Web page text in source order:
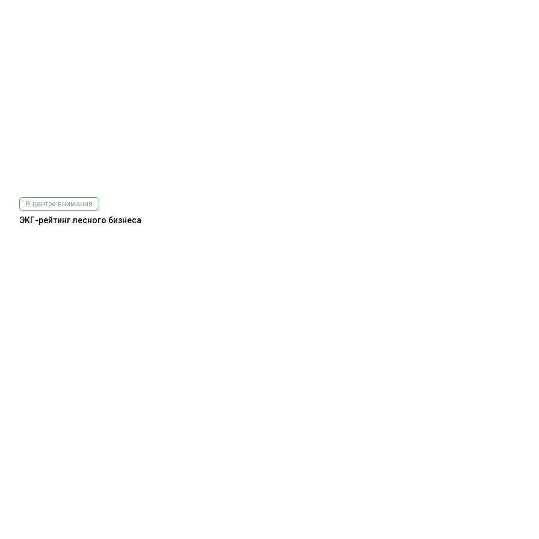
В центре внимания
ЭКГ-рейтинг лесного бизнеса